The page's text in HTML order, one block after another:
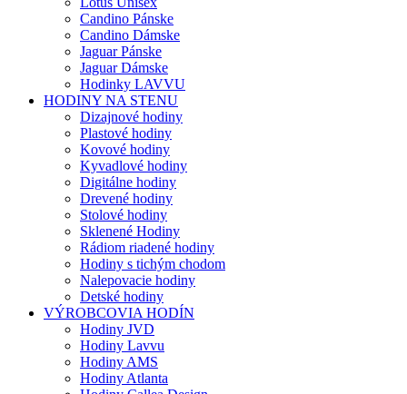
Candino Pánske
Candino Dámske
Jaguar Pánske
Jaguar Dámske
Hodinky LAVVU
HODINY NA STENU
Dizajnové hodiny
Plastové hodiny
Kovové hodiny
Kyvadlové hodiny
Digitálne hodiny
Drevené hodiny
Stolové hodiny
Sklenené Hodiny
Rádiom riadené hodiny
Hodiny s tichým chodom
Nalepovacie hodiny
Detské hodiny
VÝROBCOVIA HODÍN
Hodiny JVD
Hodiny Lavvu
Hodiny AMS
Hodiny Atlanta